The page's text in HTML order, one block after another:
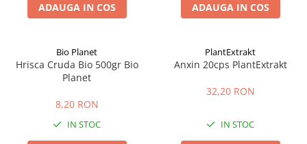
ADAUGA IN COS ADAUGA IN COS
Bio Planet
Hrisca Cruda Bio 500gr Bio
Planet
8,20 RON
IN STOC
PlantExtrakt
Anxin 20cps PlantExtrakt
32,20 RON
IN STOC